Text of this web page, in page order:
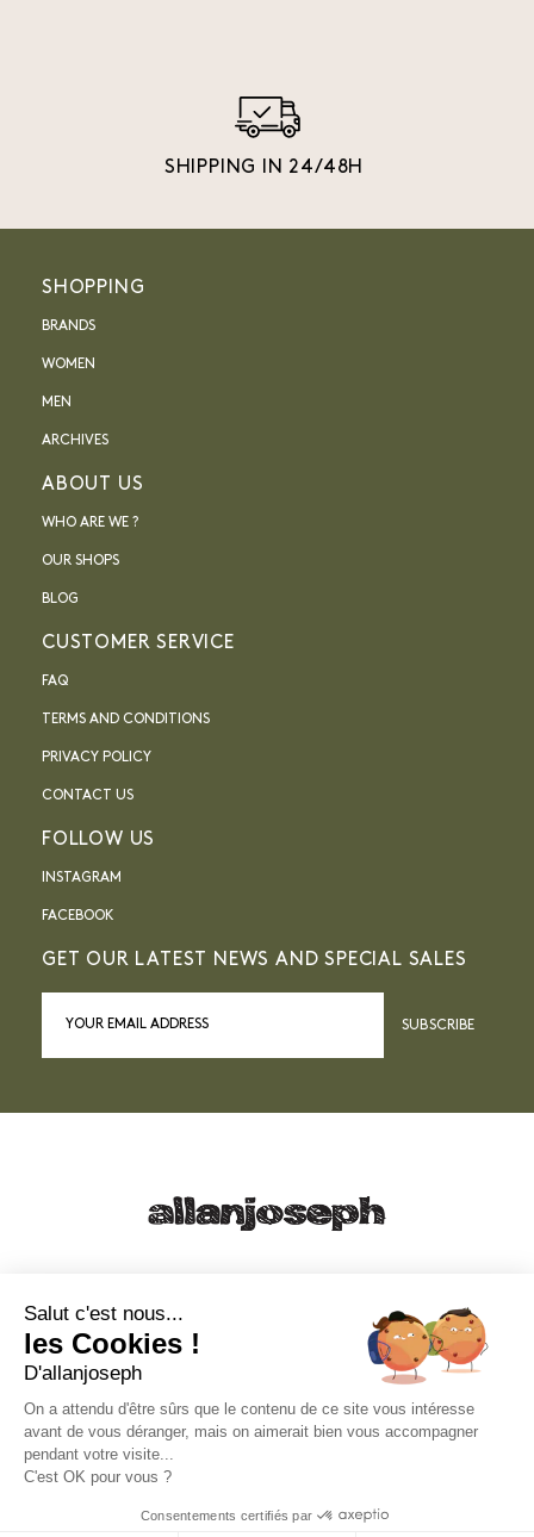
SHIPPING IN 24/48H
SHOPPING
BRANDS
WOMEN
MEN
ARCHIVES
ABOUT US
WHO ARE WE ?
OUR SHOPS
BLOG
CUSTOMER SERVICE
FAQ
TERMS AND CONDITIONS
PRIVACY POLICY
CONTACT US
FOLLOW US
INSTAGRAM
FACEBOOK
GET OUR LATEST NEWS AND SPECIAL SALES
SUBSCRIBE
49, RUE FRANCIS DAVSO - 13001 MARSEILLE
eshop@allanjoseph.com
Salut c'est nous...
les Cookies !
D'allanjoseph
On a attendu d'être sûrs que le contenu de ce site vous intéresse
avant de vous déranger, mais on aimerait bien vous accompagner
pendant votre visite...
C'est OK pour vous ?
Consentements certifiés par